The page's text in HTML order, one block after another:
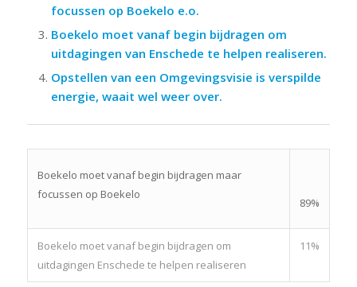
focussen op Boekelo e.o.
Boekelo moet vanaf begin bijdragen om
uitdagingen van Enschede te helpen realiseren.
Opstellen van een Omgevingsvisie is verspilde
energie, waait wel weer over.
Boekelo moet vanaf begin bijdragen maar
focussen op Boekelo
89%
Boekelo moet vanaf begin bijdragen om
uitdagingen Enschede te helpen realiseren
11%